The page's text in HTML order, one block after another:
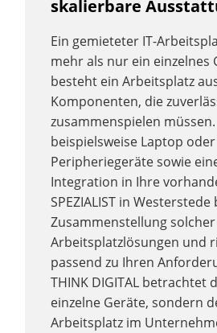
skalierbare
Ein gemieteter IT-
mehr als nur ein einzelnes
besteht ein Arbeitsplatz
Komponenten, die
zusammenspielen
beispielsweise Laptop oder
Peripheriegeräte sowie
Integration in Ihre
SPEZIALIST in
Zusammenstellung solcher
Arbeitsplatzlösungen und
passend zu Ihren
THINK DIGITAL betrachtet
einzelne Geräte, sondern
Arbeitsplatz im